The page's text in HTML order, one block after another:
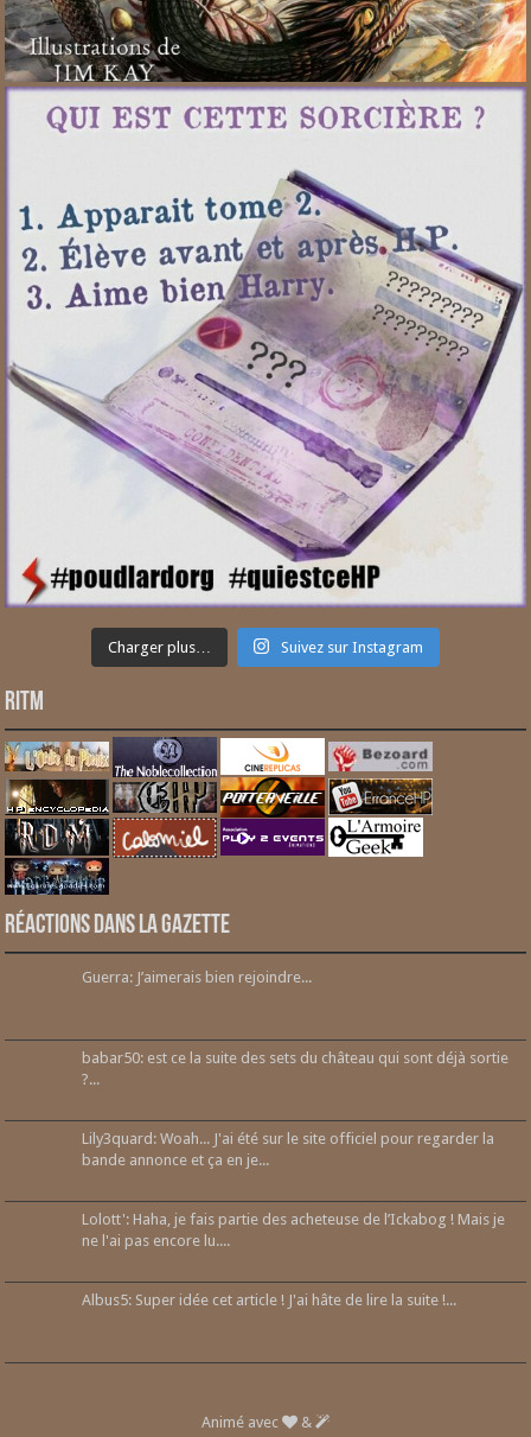
Charger plus… Suivez sur Instagram
RITM
Réactions dans la gazette
Guerra: J’aimerais bien rejoindre...
babar50: est ce la suite des sets du château qui sont déjà sortie
?...
Lily3quard: Woah... J'ai été sur le site officiel pour regarder la
bande annonce et ça en je...
Lolott': Haha, je fais partie des acheteuse de l’Ickabog ! Mais je
ne l'ai pas encore lu....
Albus5: Super idée cet article ! J'ai hâte de lire la suite !...
Animé avec &